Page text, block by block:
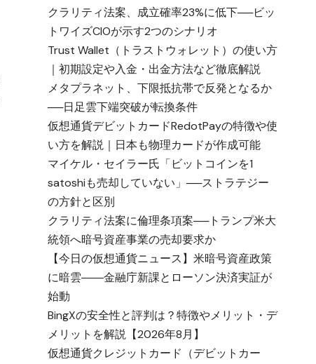
クラリティ法案、成立確率23%に低下──ビッ
トワイズCIOが示す2つのシナリオ
Trust Wallet（トラストウォレット）の使い方
｜初期設定や入金・出金方法など徹底解説
メタプラネット、下限抵抗帯で反発となるか
──日足雲下端突破が転換条件
仮想通貨デビットカードRedotPayの特徴や使
い方を解説｜日本も物理カードが作成可能
マイケル・セイラー氏「ビットコインを1
satoshiも売却していない」──ストラテジー
の方針と区別
クラリティ法案に倫理条項案──トランプ米大
統領へ暗号資産事業の売却要求か
【今日の仮想通貨ニュース】米暗号資産政策
に暗雲――金融庁新課とローソン決済実証が
始動
BingXの安全性と評判は？特徴やメリット・デ
メリットを解説【2026年8月】
仮想通貨クレジットカード（デビットカー